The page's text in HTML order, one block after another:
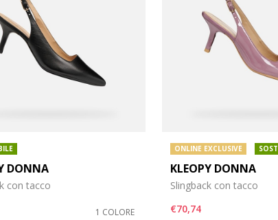
DONNA
con tacco
1 COLORE
ONLINE EXCLUSIVE
KLEOPY DONNA
Slingback con tacco
€70,74